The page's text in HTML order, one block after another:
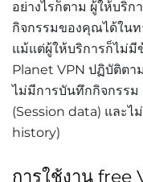
อย่างไรก็ตาม ผู้ให้บริ
กิจกรรมของคุณได้ใน
แม้แต่ผู้ให้บริการก็ไม่มี
Planet VPN ปฏิบัติตา
ไม่มีการบันทึกกิจกรร
(Session data) และไ
history)
การใช้งาน free